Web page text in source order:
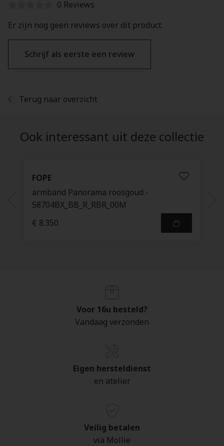
0 Reviews
Er zijn nog geen reviews over dit product.
Schrijf als eerste een review
Terug naar overzicht
Ook interessant uit deze collectie
FOPE
armband Panorama roosgoud -
58704BX_BB_R_RBR_00M
€ 8.350
Voor 16u besteld?
Vandaag verzonden
Eigen hersteldienst
en atelier
Veilig betalen
via Mollie